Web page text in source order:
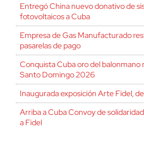
Entregó China nuevo donativo de
fotovoltaicos a Cuba
Empresa de Gas Manufacturado
pasarelas de pago
Conquista Cuba oro del balonmano
Santo Domingo 2026
Inaugurada exposición Arte Fidel,
Arriba a Cuba Convoy de
a Fidel